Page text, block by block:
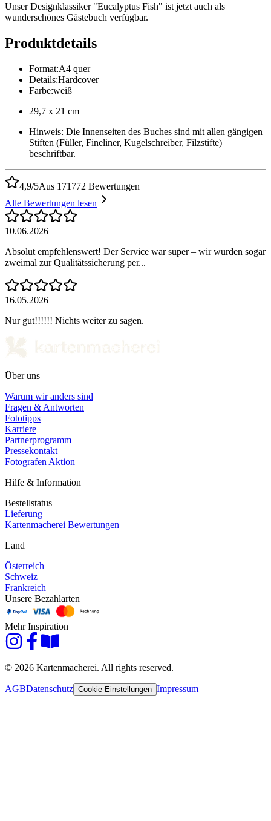
Unser Designklassiker "Eucalyptus Fish" ist jetzt auch als
wunderschönes Gästebuch verfügbar.
Produktdetails
Format:A4 quer
Details:Hardcover
Farbe:weiß
29,7 x 21 cm
Hinweis: Die Innenseiten des Buches sind mit allen gängigen
Stiften (Füller, Fineliner, Kugelschreiber, Filzstifte)
beschriftbar.
4,9/5Aus 171772 Bewertungen
Alle Bewertungen lesen
10.06.2026
Absolut empfehlenswert! Der Service war super – wir wurden sogar
zweimal zur Qualitätssicherung per...
16.05.2026
Nur gut!!!!!! Nichts weiter zu sagen.
Über uns
Warum wir anders sind
Fragen & Antworten
Fototipps
Karriere
Partnerprogramm
Pressekontakt
Fotografen Aktion
Hilfe & Information
Bestellstatus
Lieferung
Kartenmacherei Bewertungen
Land
Österreich
Schweiz
Frankreich
Unsere Bezahlarten
Mehr Inspiration
© 2026 Kartenmacherei. All rights reserved.
AGBDatenschutz Cookie-Einstellungen Impressum